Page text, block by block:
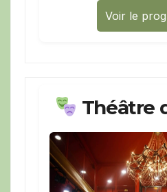
Voir le
Théâtre